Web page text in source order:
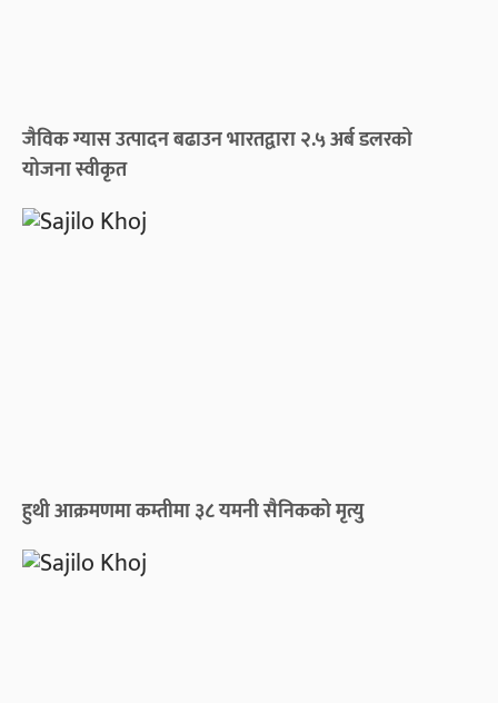
जैविक ग्यास उत्पादन बढाउन भारतद्वारा २.५ अर्ब डलरको
योजना स्वीकृत
हुथी आक्रमणमा कम्तीमा ३८ यमनी सैनिकको मृत्यु